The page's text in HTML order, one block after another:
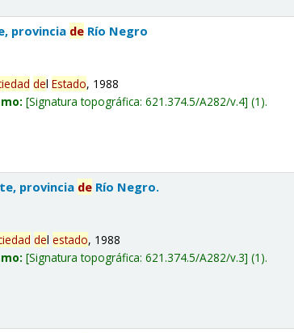
provincia de Río Negro
delEstado, 1988
Signatura topográfica:621.374.5/A282/v.4 (1).
provincia de Río Negro.
delestado, 1988
Signatura topográfica:621.374.5/A282/v.3 (1).